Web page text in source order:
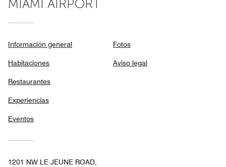
MIAMI AIRPORT
Información general
Habitaciones
Restaurantes
Experiencias
Eventos
Fotos
Aviso legal
1201 NW LE JEUNE ROAD,